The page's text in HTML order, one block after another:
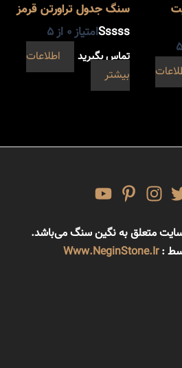
سنگ جدول تراورتن قرمز
امتیاز0 از 5
تماس بگیرید
اطلاعات
بیشتر
متعلق به نگین سنگ می‌باشد.
:
Www.NeginStone.ir